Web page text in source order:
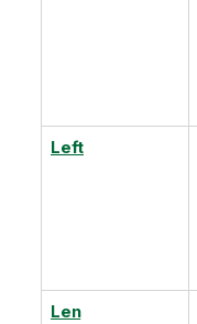
Left
Len